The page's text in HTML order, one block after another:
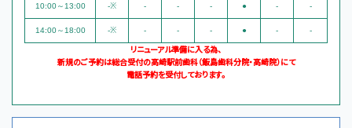
10:00～13:00 -※ - - - ● - -
14:00～18:00 -※ - - - ● - -
リニューアル準備に入る為、
新規のご予約は総合受付の高崎駅前歯科（飯島歯科分院・高崎院）にて
電話予約を受付しております。